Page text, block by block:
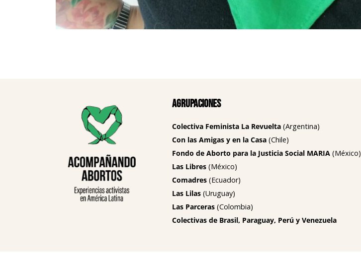
Agrupaciones
Colectiva Feminista La Revuelta (Argentina)
Con las Amigas y en la Casa (Chile)
Fondo de Aborto para la Justicia Social MARIA (México)
Las Libres (México)
Comadres (Ecuador)
Las Lilas (Uruguay)
Las Parceras (Colombia)
Colectivas de Brasil, Paraguay, Perú y Venezuela